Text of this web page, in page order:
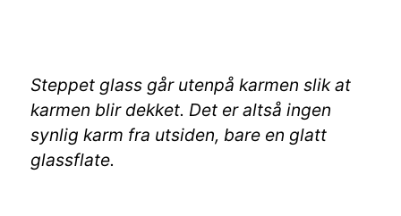
Steppet glass går utenpå karmen slik at
karmen blir dekket. Det er altså ingen
synlig karm fra utsiden, bare en glatt
glassflate.